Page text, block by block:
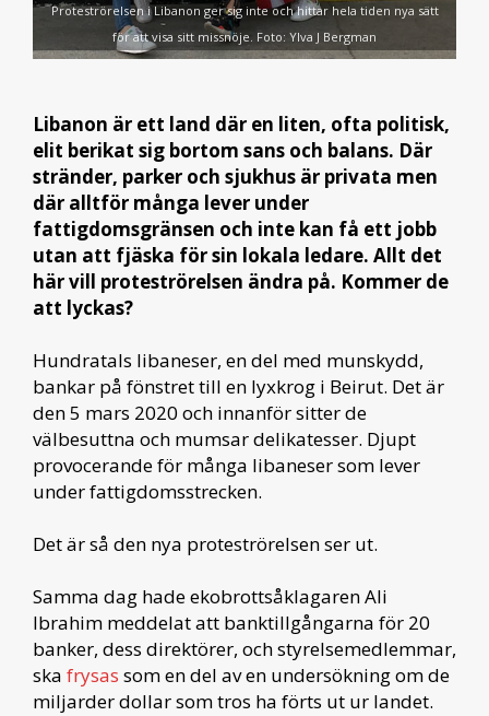
Proteströrelsen i Libanon ger sig inte och hittar hela tiden nya sätt
för att visa sitt missnöje. Foto: Ylva J Bergman
Libanon är ett land där en liten, ofta politisk,
elit berikat sig bortom sans och balans. Där
stränder, parker och sjukhus är privata men
där alltför många lever under
fattigdomsgränsen och inte kan få ett jobb
utan att fjäska för sin lokala ledare. Allt det
här vill proteströrelsen ändra på. Kommer de
att lyckas?
Hundratals libaneser, en del med munskydd,
bankar på fönstret till en lyxkrog i Beirut. Det är
den 5 mars 2020 och innanför sitter de
välbesuttna och mumsar delikatesser. Djupt
provocerande för många libaneser som lever
under fattigdomsstrecken.
Det är så den nya proteströrelsen ser ut.
Samma dag hade ekobrottsåklagaren Ali
Ibrahim meddelat att banktillgångarna för 20
banker, dess direktörer, och styrelsemedlemmar,
ska frysas som en del av en undersökning om de
miljarder dollar som tros ha förts ut ur landet.